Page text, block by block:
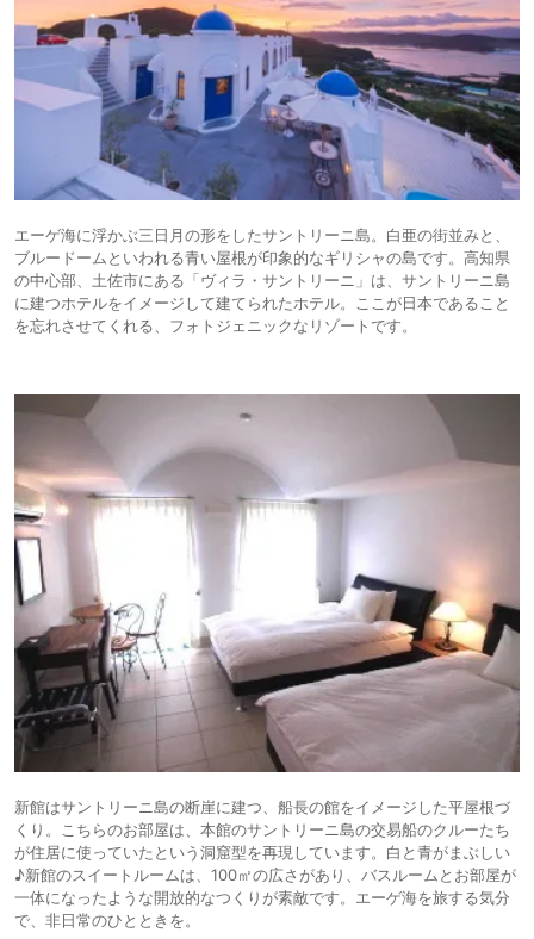
エーゲ海に浮かぶ三日月の形をしたサントリーニ島。白亜の街並みと、
ブルードームといわれる青い屋根が印象的なギリシャの島です。高知県
の中心部、土佐市にある「ヴィラ・サントリーニ」は、サントリーニ島
に建つホテルをイメージして建てられたホテル。ここが日本であること
を忘れさせてくれる、フォトジェニックなリゾートです。
新館はサントリーニ島の断崖に建つ、船長の館をイメージした平屋根づ
くり。こちらのお部屋は、本館のサントリーニ島の交易船のクルーたち
が住居に使っていたという洞窟型を再現しています。白と青がまぶしい
♪新館のスイートルームは、100㎡の広さがあり、バスルームとお部屋が
一体になったような開放的なつくりが素敵です。エーゲ海を旅する気分
で、非日常のひとときを。